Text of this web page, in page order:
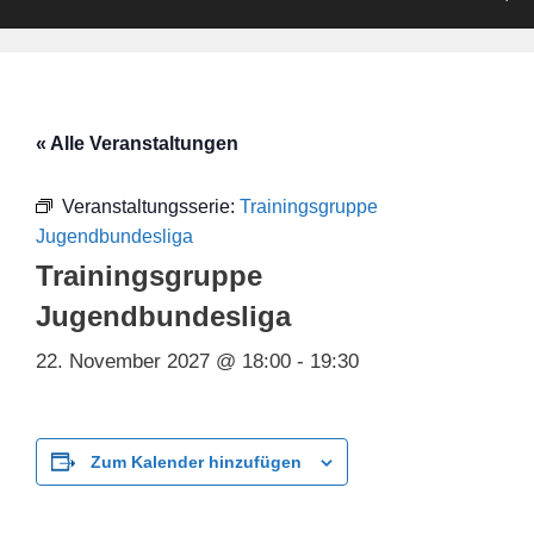
« Alle Veranstaltungen
Veranstaltungsserie: Trainingsgruppe
Jugendbundesliga
Trainingsgruppe
Jugendbundesliga
22. November 2027 @ 18:00 - 19:30
Zum Kalender hinzufügen